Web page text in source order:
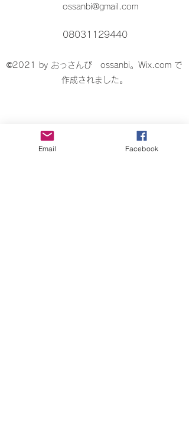
ossanbi@gmail.com
08031129440
©2021 by おっさんび ossanbi。Wix.com で
作成されました。
Email Facebook